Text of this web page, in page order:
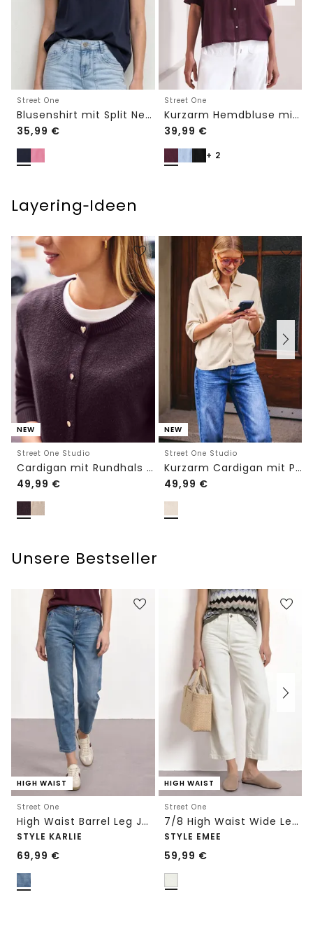
Street One
Blusenshirt mit Split Neck und Volant-Ärmeln
35,99 €
Street One
Kurzarm Hemdbluse mit Turn-Up-Details
39,99 €
+ 2
Layering‑Ideen
NEW
Street One Studio
Cardigan mit Rundhals und Knöpfen
49,99 €
NEW
Street One Studio
Kurzarm Cardigan mit Polokragen
49,99 €
Unsere Bestseller
HIGH WAIST
Street One
High Waist Barrel Leg Jeans im Loose Fit
STYLE KARLIE
69,99 €
HIGH WAIST
Street One
7/8 High Waist Wide Leg Jeans im Loose Fit
STYLE EMEE
59,99 €